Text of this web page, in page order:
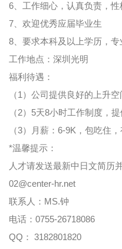
6、工作细心，认真负责，
7、欢迎优秀应届毕业生
8、要求本科及以上学历，
工作地点：深圳光明
福利待遇：
（1）公司提供良好的上升空
（2）5天8小时工作制度，提
（3）月薪：6-9K，包吃住
*温馨提示：
人才请发送最新中日文简历
02@center-hr.net
联系人：MS.钟
电话：0755-26718086
QQ： 3182801820